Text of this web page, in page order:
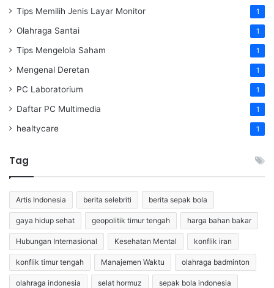
Tips Memilih Jenis Layar Monitor 1
Olahraga Santai 1
Tips Mengelola Saham 1
Mengenal Deretan 1
PC Laboratorium 1
Daftar PC Multimedia 1
healtycare 1
Tag
Artis Indonesia berita selebriti berita sepak bola
gaya hidup sehat geopolitik timur tengah harga bahan bakar
Hubungan Internasional Kesehatan Mental konflik iran
konflik timur tengah Manajemen Waktu olahraga badminton
olahraga indonesia selat hormuz sepak bola indonesia